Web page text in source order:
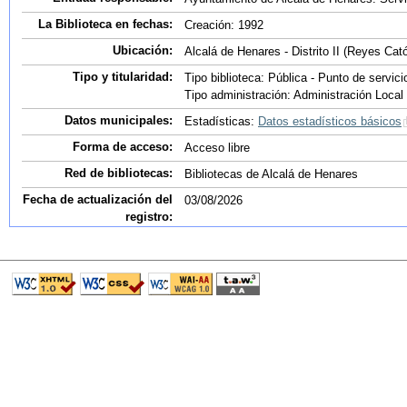
La Biblioteca en fechas:
Creación: 1992
Ubicación:
Alcalá de Henares - Distrito II (Reyes
Tipo y titularidad:
Tipo biblioteca: Pública - Punto de
Tipo administración: Administración Local
Datos municipales:
Estadísticas: Datos estadísticos básicos
Forma de acceso:
Acceso libre
Red de bibliotecas:
Bibliotecas de Alcalá de Henares
Fecha de actualización del
registro:
03/08/2026